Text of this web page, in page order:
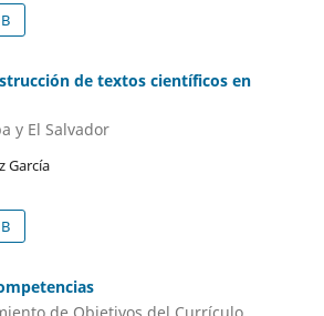
de textos científicos en
y El Salvador
García